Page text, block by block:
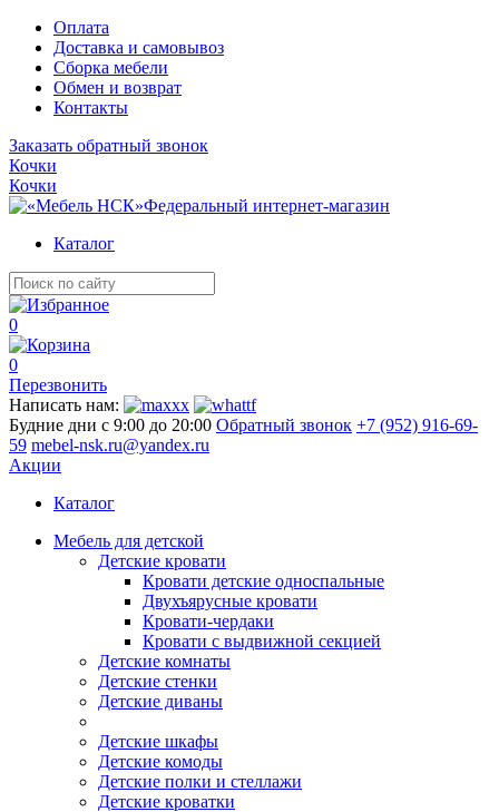
Оплата
Доставка и самовывоз
Сборка мебели
Обмен и возврат
Контакты
Заказать обратный звонок
Кочки
Кочки
Федеральный интернет-магазин
Каталог
0
0
Перезвонить
Написать нам:
Будние дни с 9:00 до 20:00 Обратный звонок +7 (952) 916-69-
59 mebel-nsk.ru@yandex.ru
Акции
Каталог
Мебель для детской
Детские кровати
Кровати детские односпальные
Двухъярусные кровати
Кровати-чердаки
Кровати с выдвижной секцией
Детские комнаты
Детские стенки
Детские диваны
Детские шкафы
Детские комоды
Детские полки и стеллажи
Детские кроватки